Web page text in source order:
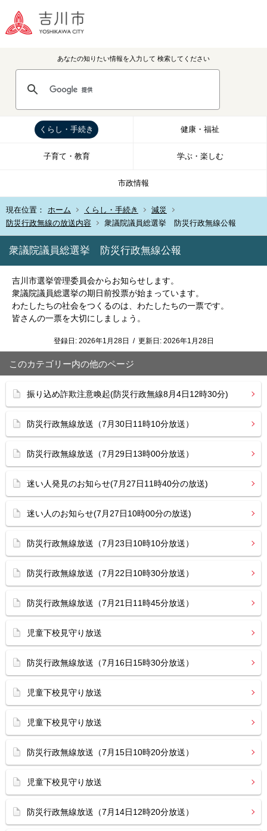
あなたの知りたい情報を入力して 検索してください
くらし・手続き 健康・福祉
子育て・教育 学ぶ・楽しむ
市政情報
現在位置： ホーム くらし・手続き
減災
防災行政無線の放送内容
衆議院議員総選挙 防災行政無線公報
衆議院議員総選挙 防災行政無線公報
吉川市選挙管理委員会からお知らせします。
衆議院議員総選挙の期日前投票が始まっています。
わたしたちの社会をつくるのは、わたしたちの一票です。
皆さんの一票を大切にしましょう。
登録日: 2026年1月28日 / 更新日: 2026年1月28日
このカテゴリー内の他のページ
振り込め詐欺注意喚起(防災行政無線8月4日12時30分)
防災行政無線放送（7月30日11時10分放送）
防災行政無線放送（7月29日13時00分放送）
迷い人発見のお知らせ(7月27日11時40分の放送)
迷い人のお知らせ(7月27日10時00分の放送)
防災行政無線放送（7月23日10時10分放送）
防災行政無線放送（7月22日10時30分放送）
防災行政無線放送（7月21日11時45分放送）
児童下校見守り放送
防災行政無線放送（7月16日15時30分放送）
児童下校見守り放送
児童下校見守り放送
防災行政無線放送（7月15日10時20分放送）
児童下校見守り放送
防災行政無線放送（7月14日12時20分放送）